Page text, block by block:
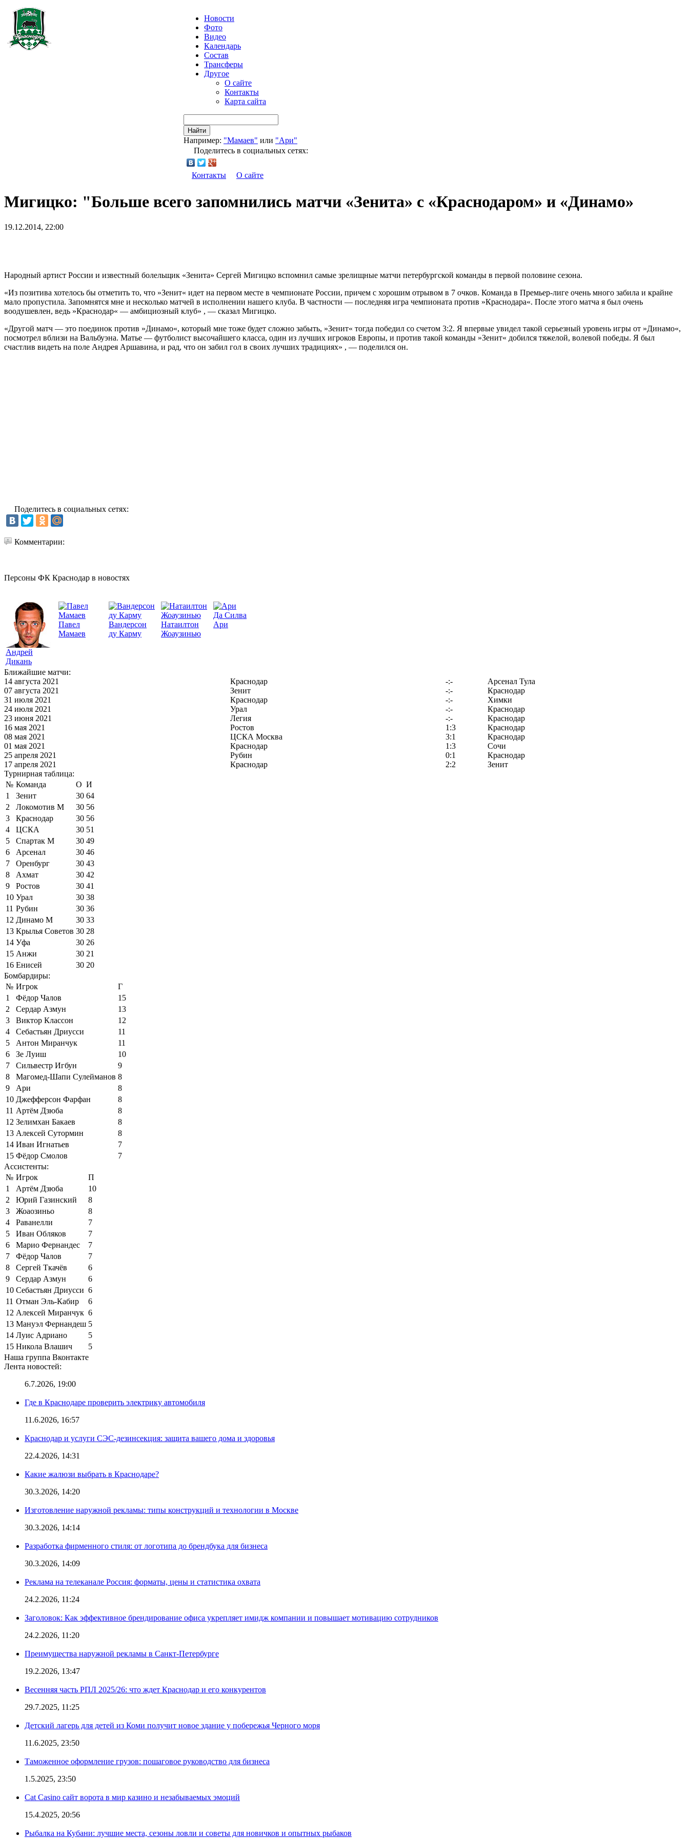
Новости
Фото
Видео
Календарь
Состав
Трансферы
Другое
О сайте
Контакты
Карта сайта
Найти
Например: "Мамаев" или "Ари"
Поделитесь в социальных сетях:
Контакты О сайте
Мигицко: "Больше всего запомнились матчи «Зенита» с «Краснодаром» и «Динамо»
19.12.2014, 22:00
Народный артист России и известный болельщик «Зенита» Сергей Мигицко вспомнил самые зрелищные матчи петербургской команды в первой половине сезона.
«Из позитива хотелось бы отметить то, что »Зенит« идет на первом месте в чемпионате России, причем с хорошим отрывом в 7 очков. Команда в Премьер-лиге очень много забила и крайне
мало пропустила. Запомнятся мне и несколько матчей в исполнении нашего клуба. В частности — последняя игра чемпионата против »Краснодара«. После этого матча я был очень
воодушевлен, ведь »Краснодар« — амбициозный клуб» , — сказал Мигицко.
«Другой матч — это поединок против »Динамо«, который мне тоже будет сложно забыть, »Зенит« тогда победил со счетом 3:2. Я впервые увидел такой серьезный уровень игры от »Динамо«,
посмотрел вблизи на Вальбуэна. Матье — футболист высочайшего класса, один из лучших игроков Европы, и против такой команды »Зенит« добился тяжелой, волевой победы. Я был
счастлив видеть на поле Андрея Аршавина, и рад, что он забил гол в своих лучших традициях» , — поделился он.
Поделитесь в социальных сетях:
Комментарии:
Персоны ФК Краснодар в новостях
Андрей
Дикань
Павел
Мамаев
Вандерсон
ду Карму
Натаилтон
Жоаузинью
Да Силва
Ари
Ближайшие матчи:
14 августа 2021
Краснодар -:-
Арсенал Тула
07 августа 2021
Зенит -:-
Краснодар
31 июля 2021
Краснодар -:-
Химки
24 июля 2021
Урал -:-
Краснодар
23 июня 2021
Легия -:-
Краснодар
16 мая 2021
Ростов 1:3
Краснодар
08 мая 2021
ЦСКА Москва 3:1
Краснодар
01 мая 2021
Краснодар 1:3
Сочи
25 апреля 2021
Рубин 0:1
Краснодар
17 апреля 2021
Краснодар 2:2
Зенит
Турнирная таблица:
№ Команда О И
1
Зенит 30 64
2
Локомотив М 30 56
3
Краснодар 30 56
4
ЦСКА 30 51
5
Спартак М 30 49
6
Арсенал 30 46
7
Оренбург 30 43
8
Ахмат 30 42
9
Ростов 30 41
10 Урал 30 38
11 Рубин 30 36
12 Динамо М 30 33
13 Крылья Советов 30 28
14 Уфа 30 26
15 Анжи 30 21
16 Енисей 30 20
Бомбардиры:
№ Игрок
Г
1
Фёдор Чалов
15
2
Сердар Азмун
13
3
Виктор Классон
12
4
Себастьян Дриусси
11
5
Антон Миранчук
11
6
Зе Луиш
10
7
Сильвестр Игбун
9
8
Магомед-Шапи Сулейманов 8
9
Ари
8
10 Джефферсон Фарфан
8
11 Артём Дзюба
8
12 Зелимхан Бакаев
8
13 Алексей Сутормин
8
14 Иван Игнатьев
7
15 Фёдор Смолов
7
Ассистенты:
№ Игрок
П
1
Артём Дзюба
10
2
Юрий Газинский
8
3
Жоаозиньо
8
4
Раванелли
7
5
Иван Обляков
7
6
Марио Фернандес
7
7
Фёдор Чалов
7
8
Сергей Ткачёв
6
9
Сердар Азмун
6
10 Себастьян Дриусси 6
11 Отман Эль-Кабир
6
12 Алексей Миранчук 6
13 Мануэл Фернандеш 5
14 Луис Адриано
5
15 Никола Влашич
5
Наша группа Вконтакте
Лента новостей:
6.7.2026, 19:00
Где в Краснодаре проверить электрику автомобиля
11.6.2026, 16:57
Краснодар и услуги СЭС-дезинсекция: защита вашего дома и здоровья
22.4.2026, 14:31
Какие жалюзи выбрать в Краснодаре?
30.3.2026, 14:20
Изготовление наружной рекламы: типы конструкций и технологии в Москве
30.3.2026, 14:14
Разработка фирменного стиля: от логотипа до брендбука для бизнеса
30.3.2026, 14:09
Реклама на телеканале Россия: форматы, цены и статистика охвата
24.2.2026, 11:24
Заголовок: Как эффективное брендирование офиса укрепляет имидж компании и повышает мотивацию сотрудников
24.2.2026, 11:20
Преимущества наружной рекламы в Санкт-Петербурге
19.2.2026, 13:47
Весенняя часть РПЛ 2025/26: что ждет Краснодар и его конкурентов
29.7.2025, 11:25
Детский лагерь для детей из Коми получит новое здание у побережья Черного моря
11.6.2025, 23:50
Таможенное оформление грузов: пошаговое руководство для бизнеса
1.5.2025, 23:50
Cat Casino сайт ворота в мир казино и незабываемых эмоций
15.4.2025, 20:56
Рыбалка на Кубани: лучшие места, сезоны ловли и советы для новичков и опытных рыбаков